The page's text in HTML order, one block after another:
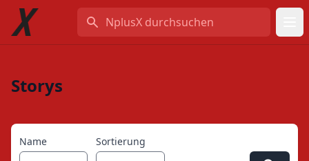
NplusX durchsuchen
Storys
Name Sortierung